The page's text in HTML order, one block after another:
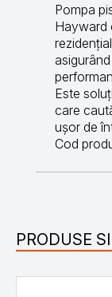
Pompa
Hayward
Este
care
ușor de
Cod
PRODUSE